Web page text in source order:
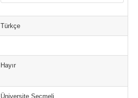
Türkçe
Hayır
Üniversite Seçmeli